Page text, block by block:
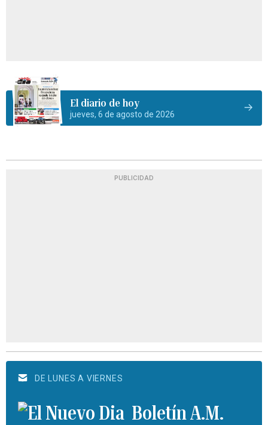
El diario de hoy
jueves, 6 de agosto de 2026
PUBLICIDAD
DE LUNES A VIERNES
Boletín A.M.